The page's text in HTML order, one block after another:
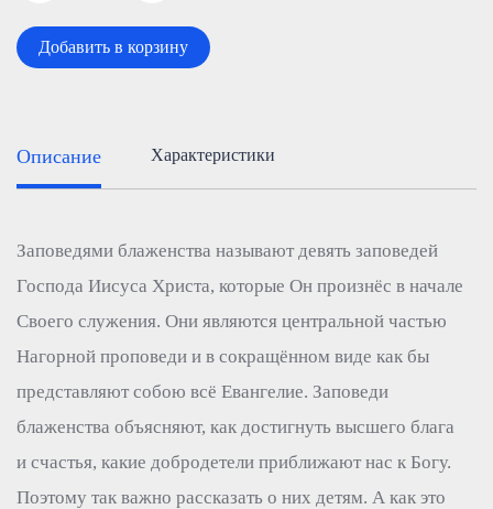
Добавить в корзину
Описание Характеристики
Заповедями блаженства называют девять заповедей
Господа Иисуса Христа, которые Он произнёс в начале
Своего служения. Они являются центральной частью
Нагорной проповеди и в сокращённом виде как бы
представляют собою всё Евангелие. Заповеди
блаженства объясняют, как достигнуть высшего блага
и счастья, какие добродетели приближают нас к Богу.
Поэтому так важно рассказать о них детям. А как это